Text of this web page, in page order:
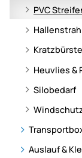
PVC
Heuvlies &
Silobedarf
Auslauf &